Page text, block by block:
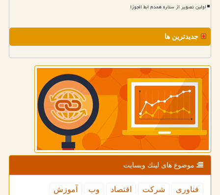
اولین تصویر از ستاره همدم ابط الجوزا
جدیدترین ها
موضوع های لینك وبسایت
فناوری شركت اقتصاد وب
آموزش